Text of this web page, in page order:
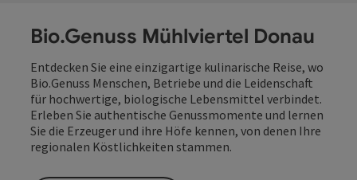
Bio.Genuss Mühlviertel Donau
Entdecken Sie eine einzigartige kulinarische Reise, wo
Bio.Genuss Menschen, Betriebe und die Leidenschaft
für hochwertige, biologische Lebensmittel verbindet.
Erleben Sie authentische Genussmomente und lernen
Sie die Erzeuger und ihre Höfe kennen, von denen Ihre
regionalen Köstlichkeiten stammen.